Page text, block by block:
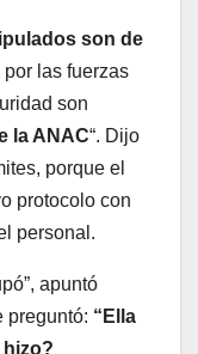
son de
por las fuerzas
son
la ANAC“. Dijo
porque el
protocolo con
personal.
apuntó
preguntó: “Ella
hizo?